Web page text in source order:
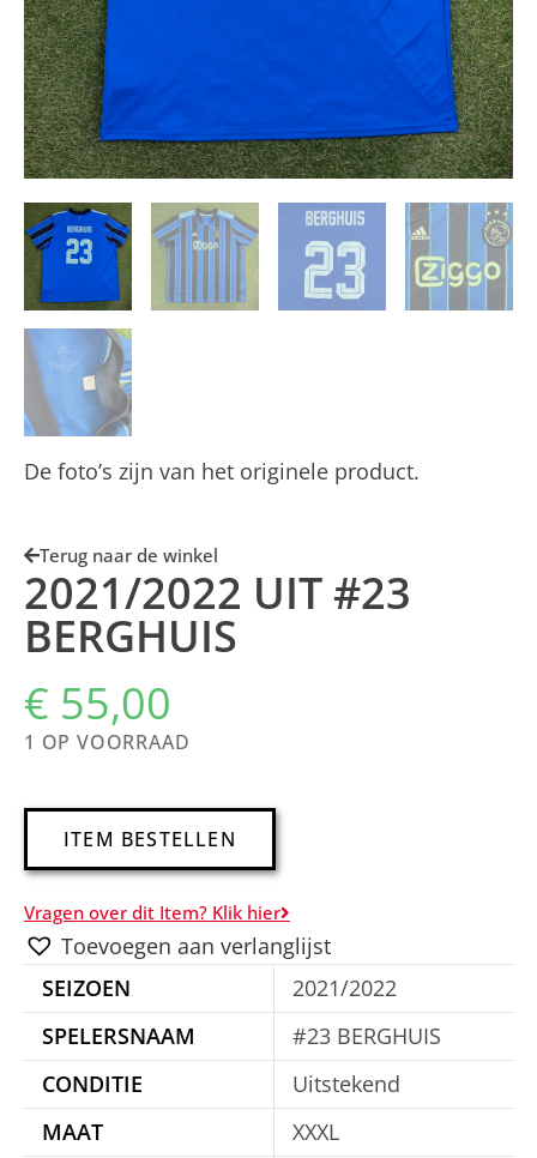
De foto’s zijn van het originele product.
Terug naar de winkel
2021/2022 UIT #23
BERGHUIS
€ 55,00
1 OP VOORRAAD
ITEM BESTELLEN
e
r
t
i
Vragen over dit Item? Klik hier
Toevoegen aan verlanglijst
SEIZOEN
2021/2022
SPELERSNAAM
#23 BERGHUIS
CONDITIE
Uitstekend
MAAT
XXXL